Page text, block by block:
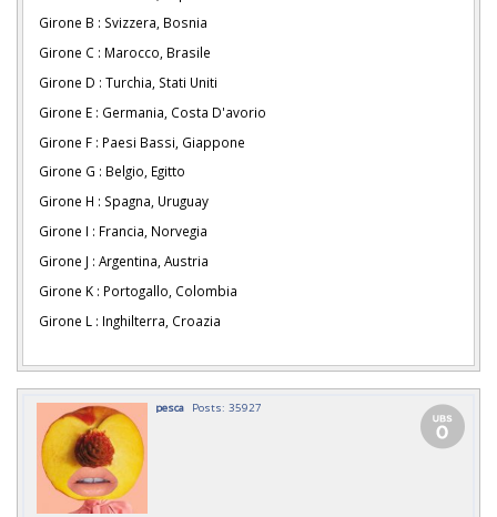
Girone B : Svizzera, Bosnia
Girone C : Marocco, Brasile
Girone D : Turchia, Stati Uniti
Girone E : Germania, Costa D'avorio
Girone F : Paesi Bassi, Giappone
Girone G : Belgio, Egitto
Girone H : Spagna, Uruguay
Girone I : Francia, Norvegia
Girone J : Argentina, Austria
Girone K : Portogallo, Colombia
Girone L : Inghilterra, Croazia
pesca Posts: 35927